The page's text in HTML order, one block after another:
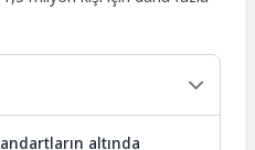
altında